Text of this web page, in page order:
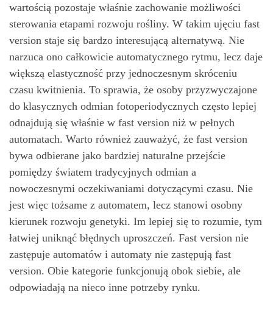
wartością pozostaje właśnie zachowanie możliwości
sterowania etapami rozwoju rośliny. W takim ujęciu fast
version staje się bardzo interesującą alternatywą. Nie
narzuca ono całkowicie automatycznego rytmu, lecz daje
większą elastyczność przy jednoczesnym skróceniu
czasu kwitnienia. To sprawia, że osoby przyzwyczajone
do klasycznych odmian fotoperiodycznych często lepiej
odnajdują się właśnie w fast version niż w pełnych
automatach. Warto również zauważyć, że fast version
bywa odbierane jako bardziej naturalne przejście
pomiędzy światem tradycyjnych odmian a
nowoczesnymi oczekiwaniami dotyczącymi czasu. Nie
jest więc tożsame z automatem, lecz stanowi osobny
kierunek rozwoju genetyki. Im lepiej się to rozumie, tym
łatwiej uniknąć błędnych uproszczeń. Fast version nie
zastępuje automatów i automaty nie zastępują fast
version. Obie kategorie funkcjonują obok siebie, ale
odpowiadają na nieco inne potrzeby rynku.